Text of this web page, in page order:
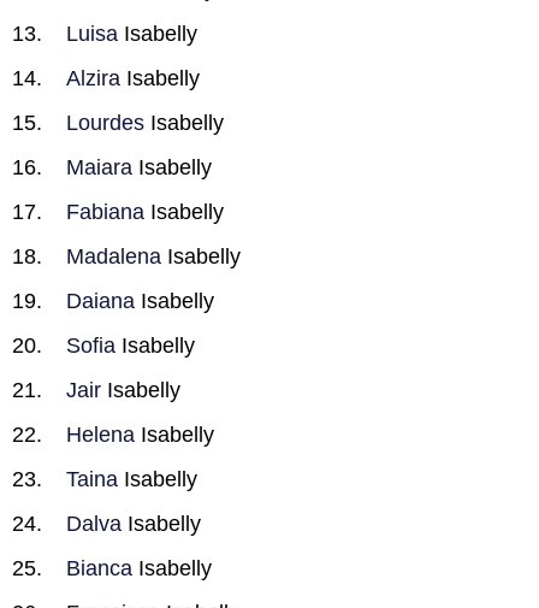
Luisa Isabelly
Alzira Isabelly
Lourdes Isabelly
Maiara Isabelly
Fabiana Isabelly
Madalena Isabelly
Daiana Isabelly
Sofia Isabelly
Jair Isabelly
Helena Isabelly
Taina Isabelly
Dalva Isabelly
Bianca Isabelly